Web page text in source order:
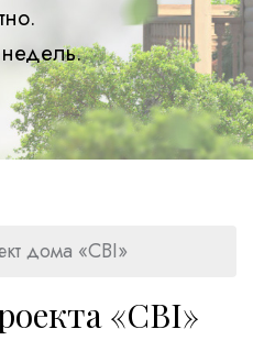
дома «CBI»
«CBI»